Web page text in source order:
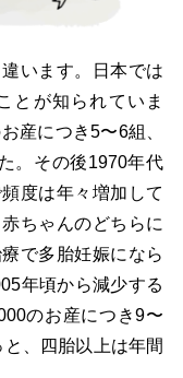
います。日本では
とが知られていま
産につき5〜6組、
。その後1970年代
度は年々増加して
ちゃんのどちらに
で多胎妊娠になら
年頃から減少する
のお産につき9〜
、四胎以上は年間